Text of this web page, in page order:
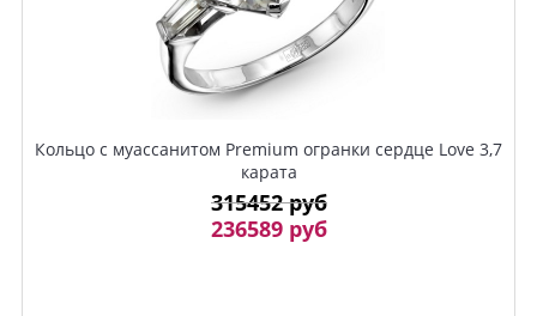
Кольцо с муассанитом Premium огранки cердце Love 3,7
карата
315452 руб
236589 руб